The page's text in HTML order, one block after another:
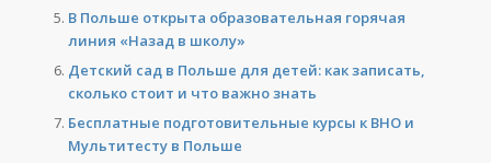
В Польше открыта образовательная горячая
линия «Назад в школу»
Детский сад в Польше для детей: как записать,
сколько стоит и что важно знать
Бесплатные подготовительные курсы к ВНО и
Мультитесту в Польше